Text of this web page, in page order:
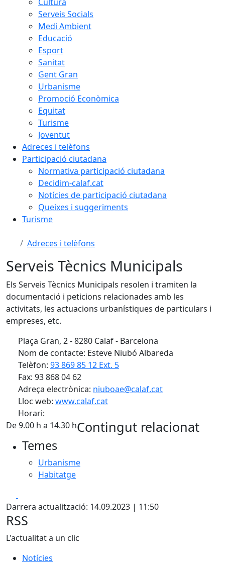
Serveis Socials
Medi Ambient
Educació
Esport
Sanitat
Gent Gran
Urbanisme
Promoció Econòmica
Equitat
Turisme
Joventut
Adreces i telèfons
Participació ciutadana
Normativa participació ciutadana
Decidim-calaf.cat
Notícies de participació ciutadana
Queixes i suggeriments
Turisme
Adreces i telèfons
Serveis Tècnics Municipals
Els Serveis Tècnics Municipals resolen i tramiten la
documentació i peticions relacionades amb les
activitats, les actuacions urbanístiques de particulars i
empreses, etc.
Plaça Gran, 2 - 8280 Calaf - Barcelona
Nom de contacte: Esteve Niubó Albareda
Telèfon: 93 869 85 12 Ext. 5
Fax: 93 868 04 62
Adreça electrònica: niuboae@calaf.cat
Lloc web: www.calaf.cat
Horari:
De 9.00 h a 14.30 hContingut relacionat
Temes
Urbanisme
Habitatge
Darrera actualització: 14.09.2023 | 11:50
RSS
L'actualitat a un clic
Notícies